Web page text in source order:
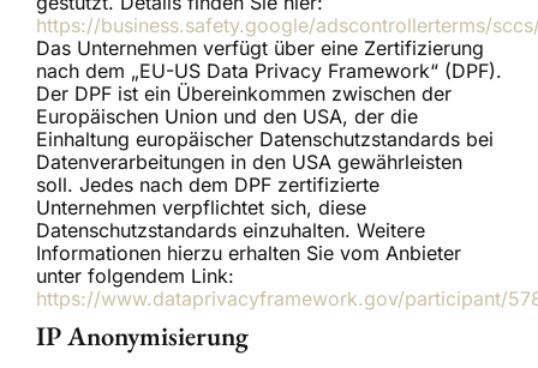
https://business.safety.google/adscontrollerterms/sccs/
Das Unternehmen verfügt über eine Zertifizierung
nach dem „EU-US Data Privacy Framework“ (DPF).
Der DPF ist ein Übereinkommen zwischen der
Europäischen Union und den USA, der die
Einhaltung europäischer Datenschutzstandards bei
Datenverarbeitungen in den USA gewährleisten
soll. Jedes nach dem DPF zertifizierte
Unternehmen verpflichtet sich, diese
Datenschutzstandards einzuhalten. Weitere
Informationen hierzu erhalten Sie vom Anbieter
unter folgendem Link:
https://www.dataprivacyframework.gov/participant/
IP Anonymisierung